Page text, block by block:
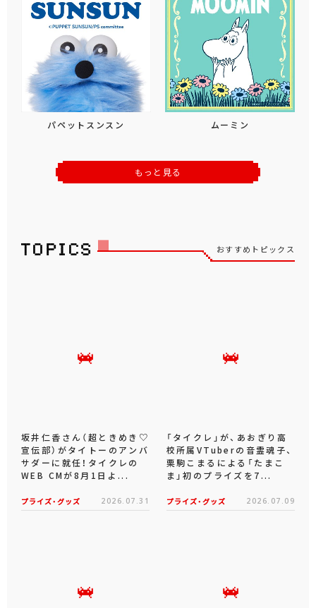
パペットスンスン ムーミン
もっと見る
おすすめトピックス
坂井仁香さん（超ときめき♡
宣伝部）がタイトーのアンバ
サダーに就任！タイクレの
WEB CMが8月1日よ...
プライズ・グッズ 2026.07.31
「タイクレ」が、あおぎり高
校所属VTuberの音霊魂子、
栗駒こまるによる「たまこ
ま」初のプライズを7...
プライズ・グッズ 2026.07.09